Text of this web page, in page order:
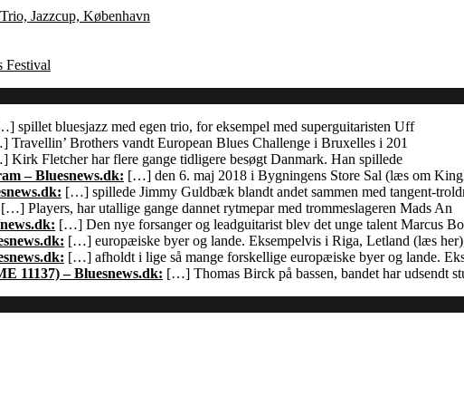
Jazzcup, København
Festival
spillet bluesjazz med egen trio, for eksempel med superguitaristen Uff
Travellin’ Brothers vandt European Blues Challenge i Bruxelles i 201
Kirk Fletcher har flere gange tidligere besøgt Danmark. Han spillede
– Bluesnews.dk: […] den 6. maj 2018 i Bygningens Store Sal (læs om
[…] spillede Jimmy Guldbæk blandt andet sammen med tangent-
[…] Players, har utallige gange dannet rytmepar med trommeslageren Mads An
[…] Den nye forsanger og leadguitarist blev det unge talent Marcus
[…] europæiske byer og lande. Eksempelvis i Riga, Letland (læs
[…] afholdt i lige så mange forskellige europæiske byer og lande.
11137) – Bluesnews.dk: […] Thomas Birck på bassen, bandet har udsendt